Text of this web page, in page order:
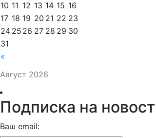
Август 2026
«
10 11 12 13 14 15 16
17 18 19 20 21 22 23
24 25 26 27 28 29 30
31
Подписка на
Ваш email: